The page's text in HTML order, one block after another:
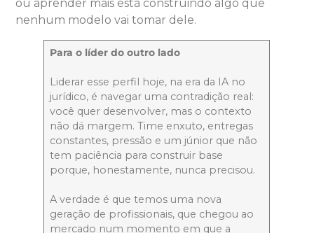
ou aprender mais está construindo algo que
nenhum modelo vai tomar dele.
Para o líder do outro lado
Liderar esse perfil hoje, na era da IA no
jurídico, é navegar uma contradição real:
você quer desenvolver, mas o contexto
não dá margem. Time enxuto, entregas
constantes, pressão e um júnior que não
tem paciência para construir base
porque, honestamente, nunca precisou.
A verdade é que temos uma nova
geração de profissionais, que chegou ao
mercado num momento em que a